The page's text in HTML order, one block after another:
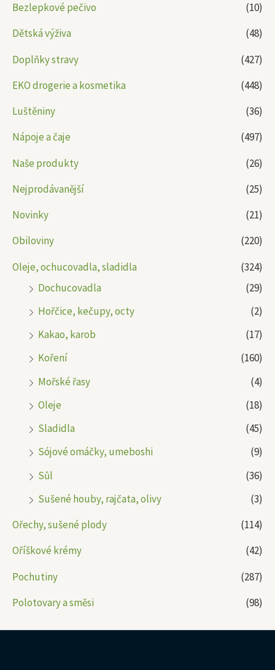
Bezlepkové pečivo
(10)
Dětská výživa
(48)
Doplňky stravy
(427)
EKO drogerie a kosmetika
(448)
Luštěniny
(36)
Nápoje a čaje
(497)
Naše produkty
(26)
Nejprodávanější
(25)
Novinky
(21)
Obiloviny
(220)
Oleje, ochucovadla, sladidla
(324)
Dochucovadla
(29)
Hořčice, kečupy, octy
(2)
Kakao, karob
(17)
Koření
(160)
Mořské řasy
(4)
Oleje
(18)
Sladidla
(45)
Sójové omáčky, umeboshi
(9)
Sůl
(36)
Sušené houby, rajčata, olivy
(3)
Ořechy, sušené plody
(114)
Oříškové krémy
(42)
Pochutiny
(287)
Polotovary a směsi
(98)